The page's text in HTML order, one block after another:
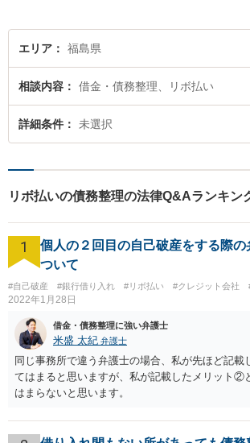
エリア 福島県
相談内容 借金・債務整理、リボ払い
詳細条件 未選択
リボ払いの債務整理の法律Q&Aランキン
1
個人の２回目の自己破産をする際の
ついて
#自己破産 #銀行借り入れ #リボ払い #クレジット会社
2022年1月28日
借金・債務整理に強い弁護士
米盛 太紀 弁護士
同じ事務所で違う弁護士の場合、私が先ほど記
てはまると思いますが、私が記載したメリット②
はまらないと思います。